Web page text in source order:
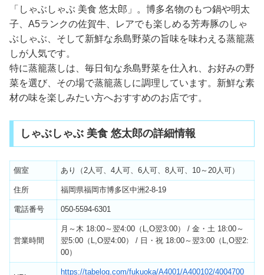
「しゃぶしゃぶ 美食 悠太郎」。博多名物のもつ鍋や明太
子、A5ランクの佐賀牛、レアでも楽しめる芳寿豚のしゃ
ぶしゃぶ、そして新鮮な糸島野菜の旨味を味わえる蒸籠蒸
しが人気です。
特に蒸籠蒸しは、毎日旬な糸島野菜を仕入れ、お好みの野
菜を選び、その場で蒸籠蒸しに調理しています。新鮮な素
材の味を楽しみたい方へおすすめのお店です。
しゃぶしゃぶ 美食 悠太郎の詳細情報
個室 あり（2人可、4人可、6人可、8人可、10～20人可）
住所 福岡県福岡市博多区中洲2-8-19
電話番号 050-5594-6301
営業時間
月～木 18:00～翌4:00（L,O翌3:00） / 金・土 18:00～
翌5:00（L,O翌4:00） / 日・祝 18:00～翌3:00（L,O翌2:
00）
https://tabelog.com/fukuoka/A4001/A400102/4004700